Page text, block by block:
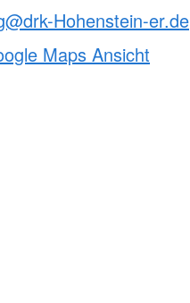
Hohenstein-er.de
Maps Ansicht